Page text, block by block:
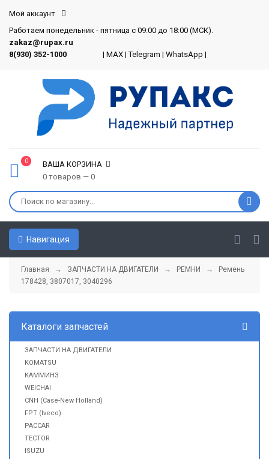
Мой аккаунт
Работаем понедельник - пятница с 09:00 до 18:00 (МСК).
zakaz@rupax.ru
8(930) 352-1000
| MAX |Telegram | WhatsApp |
0
ВАША КОРЗИНА
0 товаров — 0
Навигация
Главная → ЗАПЧАСТИ НА ДВИГАТЕЛИ → РЕМНИ
→ Ремень
178428, 3807017, 3040296
Каталоги запчастей
ЗАПЧАСТИ НА ДВИГАТЕЛИ
KOMATSU
КАММИНЗ
WEICHAI
CNH (Case-New Holland)
FPT (Iveco)
PACCAR
TECTOR
ISUZU